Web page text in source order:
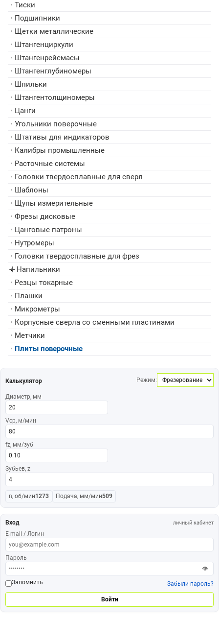
• Тиски
• Подшипники
• Щетки металлические
• Штангенциркули
• Штангенрейсмасы
• Штангенглубиномеры
• Шпильки
• Штангентолщиномеры
• Цанги
• Угольники поверочные
• Штативы для индикаторов
• Калибры промышленные
• Расточные системы
• Головки твердосплавные для сверл
• Шаблоны
• Щупы измерительные
• Фрезы дисковые
• Цанговые патроны
• Нутромеры
• Головки твердосплавные для фрез
▸ Напильники
• Резцы токарные
• Плашки
• Микрометры
• Корпусные сверла со сменными пластинами
• Метчики
• Плиты поверочные
Калькулятор Режим:
Диаметр, мм
Vср, м/мин
fz, мм/зуб
Зубьев, z
n, об/мин1273 Подача, мм/мин509
Вход личный кабинет
E-mail / Логин
Пароль
👁
Запомнить
Забыли пароль?
Войти